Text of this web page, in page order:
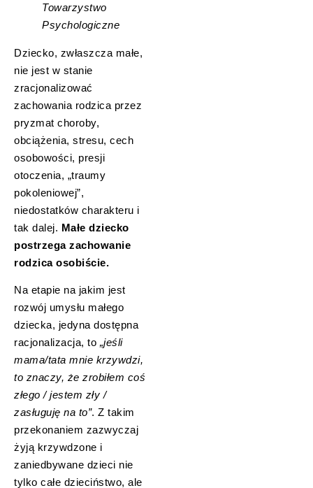
Towarzystwo
Psychologiczne
Dziecko, zwłaszcza małe,
nie jest w stanie
zracjonalizować
zachowania rodzica przez
pryzmat choroby,
obciążenia, stresu, cech
osobowości, presji
otoczenia, „traumy
pokoleniowej”,
niedostatków charakteru i
tak dalej. Małe dziecko
postrzega zachowanie
rodzica osobiście.
Na etapie na jakim jest
rozwój umysłu małego
dziecka, jedyna dostępna
racjonalizacja, to „jeśli
mama/tata mnie krzywdzi,
to znaczy, że zrobiłem coś
złego / jestem zły /
zasługuję na to”. Z takim
przekonaniem zazwyczaj
żyją krzywdzone i
zaniedbywane dzieci nie
tylko całe dzieciństwo, ale